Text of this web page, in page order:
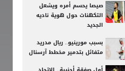
صيصا يحسم أمره ويشعل
التكهنات حول هوية ناديه
الجديد
بسبب مورينيو.. ريال مدريد
متفائل بتدمير مخطط آرسنال